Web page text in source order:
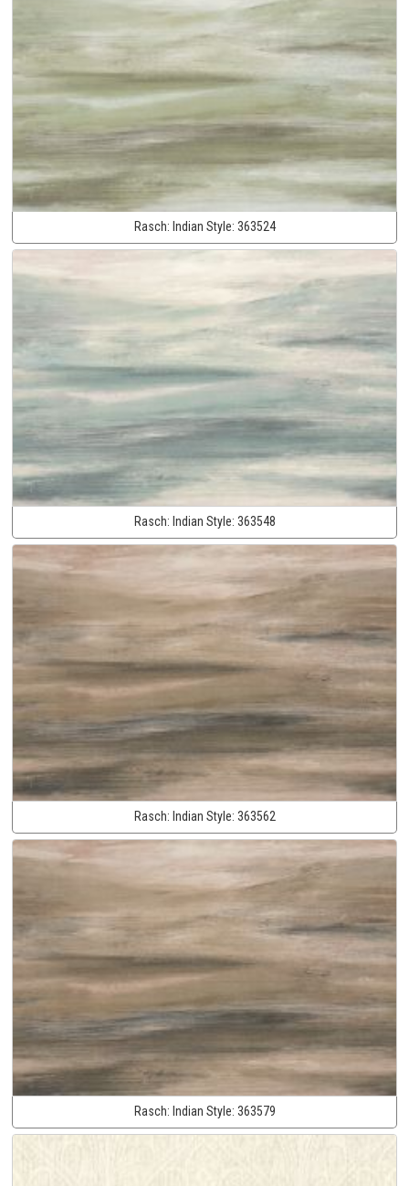
Rasch: Indian Style: 363524
Rasch: Indian Style: 363548
Rasch: Indian Style: 363562
Rasch: Indian Style: 363579